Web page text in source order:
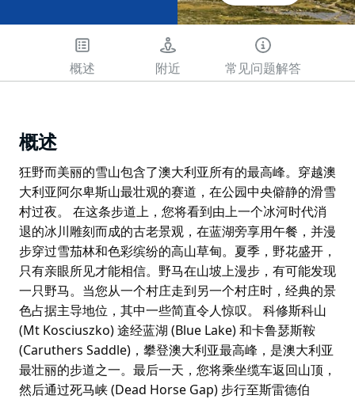
概述 附近 常见问题解答
概述
狂野而美丽的雪山包含了澳大利亚所有的最高峰。穿越澳
大利亚阿尔卑斯山最壮观的赛道，在公园中央僻静的滑雪
村过夜。 在这条步道上，您将看到由上一个冰河时代消
退的冰川雕刻而成的古老景观，在蓝湖旁享用午餐，并漫
步穿过雪茄林和色彩缤纷的高山草甸。夏季，野花盛开，
只有亲眼所见才能相信。野马在山坡上漫步，有可能发现
一只野马。当您从一个村庄走到另一个村庄时，经典的景
色占据主导地位，其中一些简直令人惊叹。 科修斯科山
(Mt Kosciuszko) 途经蓝湖 (Blue Lake) 和卡鲁瑟斯鞍
(Caruthers Saddle)，攀登澳大利亚最高峰，是澳大利亚
最壮丽的步道之一。最后一天，您将乘坐缆车返回山顶，
然后通过死马峡 (Dead Horse Gap) 步行至斯雷德伯